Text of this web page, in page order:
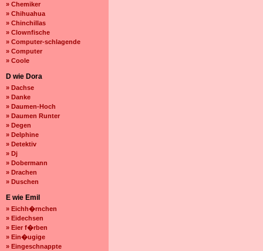
» Chemiker
» Chihuahua
» Chinchillas
» Clownfische
» Computer-schlagende
» Computer
» Coole
D wie Dora
» Dachse
» Danke
» Daumen-Hoch
» Daumen Runter
» Degen
» Delphine
» Detektiv
» Dj
» Dobermann
» Drachen
» Duschen
E wie Emil
» Eichh�rnchen
» Eidechsen
» Eier f�rben
» Ein�ugige
» Eingeschnappte